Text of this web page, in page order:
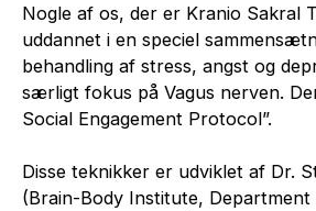
Nogle af os, der er Kranio Sakral
uddannet i en speciel
behandling af stress, angst og
særligt fokus på Vagus nerven.
Social Engagement Protocol”.
Disse teknikker er udviklet af Dr.
(Brain-Body Institute, Department